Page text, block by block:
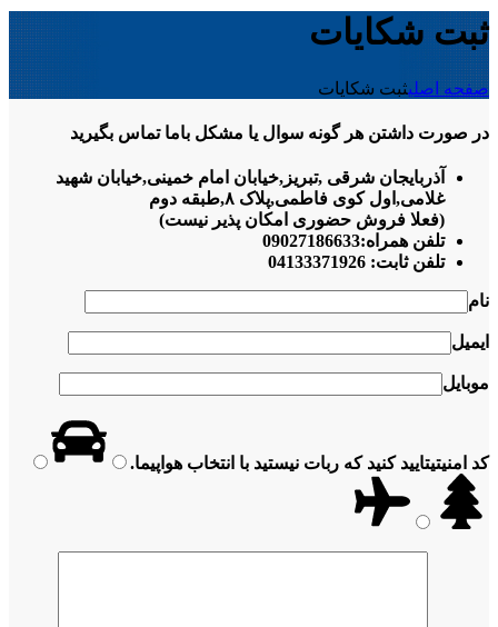
ثبت شکایات
صفحه اصلیثبت شکایات
در صورت داشتن هر گونه سوال یا مشکل باما تماس بگیرید
آذربایجان شرقی ,تبریز,خیابان امام خمینی,خیابان شهید
غلامی,اول کوی فاطمی,پلاک ۸,طبقه دوم
(فعلا فروش حضوری امکان پذیر نیست)
تلفن همراه:09027186633
تلفن ثابت:
نام
ایمیل
موبایل
کد امنیتیتایید کنید که ربات نیستید با انتخاب هواپیما.